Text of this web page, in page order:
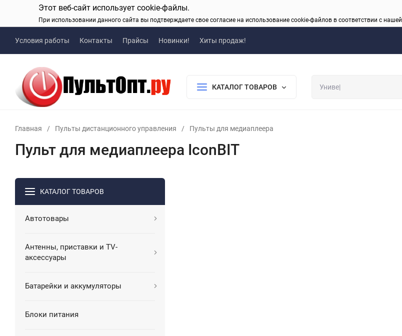
Этот веб-сайт использует cookie-файлы.
При использовании данного сайта вы подтверждаете свое согласие на использование cookie-файлов в соответствии с нашей
Условия работы Контакты Прайсы Новинки! Хиты продаж!
КАТАЛОГ ТОВАРОВ
Главная / Пульты дистанционного управления / Пульты для медиаплеера
Пульт для медиаплеера IconBIT
КАТАЛОГ ТОВАРОВ
Автотовары
Антенны, приставки и TV-
аксессуары
Батарейки и аккумуляторы
Блоки питания